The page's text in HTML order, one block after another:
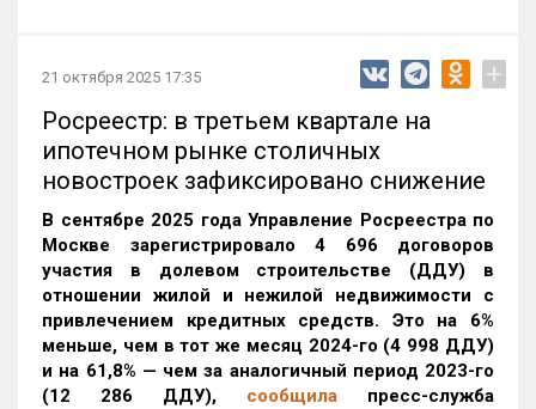
21 октября 2025 17:35 +
Росреестр: в третьем квартале на
ипотечном рынке столичных
новостроек зафиксировано снижение
В сентябре 2025 года Управление Росреестра по
Москве зарегистрировало 4 696 договоров
участия в долевом строительстве (ДДУ) в
отношении жилой и нежилой недвижимости с
привлечением кредитных средств. Это на 6%
меньше, чем в тот же месяц 2024-го (4 998 ДДУ)
и на 61,8% — чем за аналогичный период 2023-го
(12 286 ДДУ), сообщила пресс-служба